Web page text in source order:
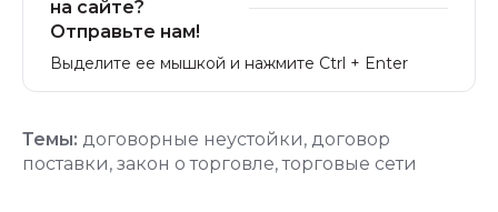
на сайте?
Отправьте нам!
Выделите ее мышкой и нажмите Ctrl + Enter
Темы: договорные неустойки, договор
поставки, закон о торговле,торговые сети